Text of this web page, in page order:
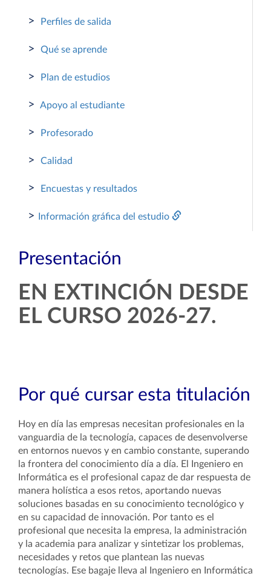
> Perfiles de salida
> Qué se aprende
> Plan de estudios
> Apoyo al estudiante
> Profesorado
> Calidad
> Encuestas y resultados
> Información gráfica del estudio
Presentación
EN EXTINCIÓN DESDE
EL CURSO 2026-27.
Por qué cursar esta titulación
Hoy en día las empresas necesitan profesionales en la
vanguardia de la tecnología, capaces de desenvolverse
en entornos nuevos y en cambio constante, superando
la frontera del conocimiento día a día. El Ingeniero en
Informática es el profesional capaz de dar respuesta de
manera holística a esos retos, aportando nuevas
soluciones basadas en su conocimiento tecnológico y
en su capacidad de innovación. Por tanto es el
profesional que necesita la empresa, la administración
y la academia para analizar y sintetizar los problemas,
necesidades y retos que plantean las nuevas
tecnologías. Ese bagaje lleva al Ingeniero en Informática